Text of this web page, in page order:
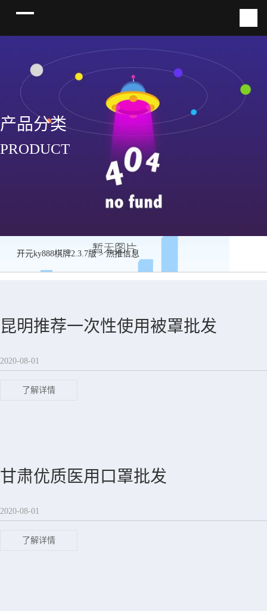
产品分类
PRODUCT
开元ky888棋牌2.3.7版>热推信息
昆明推荐一次性使用被罩批发
2020-08-01
了解详情
甘肃优质医用口罩批发
2020-08-01
了解详情